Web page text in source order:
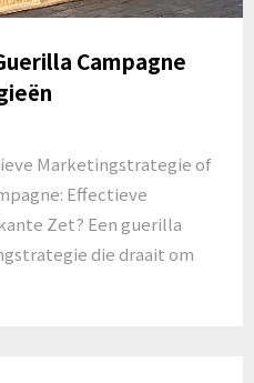
Campagne
Marketingstrategie of
Effectieve
Zet? Een guerilla
die draait om